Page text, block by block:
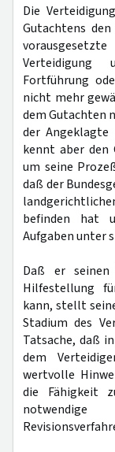
Die
Gutachtens
Fortführung
nicht mehr
dem Gutachten
der
kennt aber den
um seine
daß der
befinden hat
Aufgaben unter
Daß er seinen
Hilfestellung
kann, stellt
Stadium des
Tatsache, daß
dem
wertvolle
die Fähigkeit